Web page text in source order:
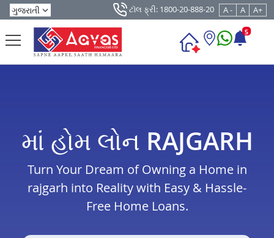
ટૉલ ફ્રી: 1800-20-888-20 A - A A+
5
માં હોમ લોન RAJGARH
Turn Your Dream of Owning a Home in
rajgarh into Reality with Easy & Hassle-
Free Home Loans.